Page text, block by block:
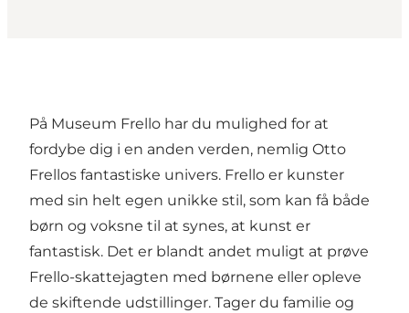
På Museum Frello har du mulighed for at
fordybe dig i en anden verden, nemlig Otto
Frellos fantastiske univers. Frello er kunster
med sin helt egen unikke stil, som kan få både
børn og voksne til at synes, at kunst er
fantastisk. Det er blandt andet muligt at prøve
Frello-skattejagten med børnene eller opleve
de skiftende udstillinger. Tager du familie og